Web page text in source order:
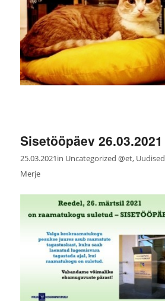
Sisetööpäev 26.03.2021
25.03.2021in Uncategorized @et, Uudised
Merje